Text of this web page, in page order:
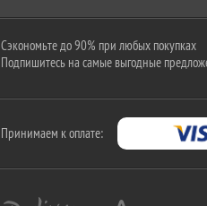
Сэкономьте до 90% при любых покупках
Подпишитесь на самые выгодные
Принимаем к оплате: